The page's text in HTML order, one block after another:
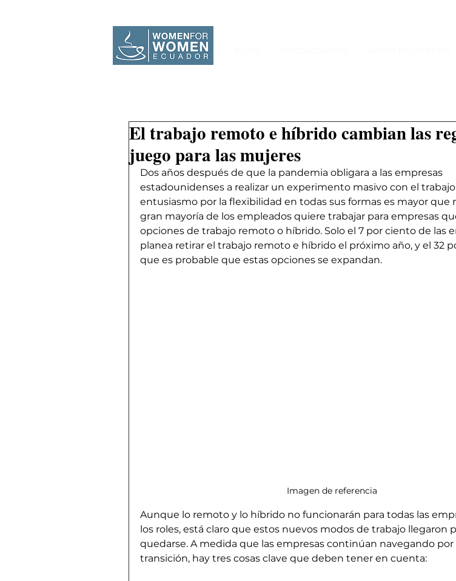
El trabajo remoto e híbrido cambian las
juego para las mujeres
Dos años después de que la pandemia obligara a las empresas
estadounidenses a realizar un experimento masivo con el
entusiasmo por la flexibilidad en todas sus formas es mayor que
gran mayoría de los empleados quiere trabajar para empresas
opciones de trabajo remoto o híbrido. Solo el 7 por ciento de las
planea retirar el trabajo remoto e híbrido el próximo año, y el 32
que es probable que estas opciones se expandan.
Imagen de referencia
Aunque lo remoto y lo híbrido no funcionarán para todas las
los roles, está claro que estos nuevos modos de trabajo llegaron
quedarse. A medida que las empresas continúan navegando por
transición, hay tres cosas clave que deben tener en cuenta: